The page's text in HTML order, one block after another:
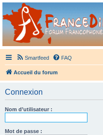
France Didgeridoo
Didgeridoo et Guimbarde sur France
Smartfeed FAQ
Accueil du forum
Connexion
Nom d’utilisateur :
Mot de passe :